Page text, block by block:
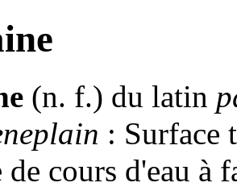
(n. f.) du latin
: Surface
cours d'eau à